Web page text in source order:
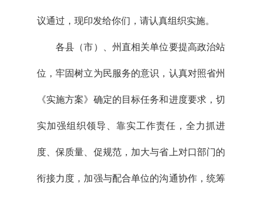
议通过，现印发给你们，请认真组织实施。
各县（市）、州直相关单位要提高政治站
位，牢固树立为民服务的意识，认真对照省州
《实施方案》确定的目标任务和进度要求，切
实加强组织领导、靠实工作责任，全力抓进
度、保质量、促规范，加大与省上对口部门的
衔接力度，加强与配合单位的沟通协作，统筹